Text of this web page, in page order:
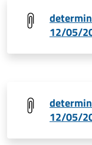
12/05/
12/05/